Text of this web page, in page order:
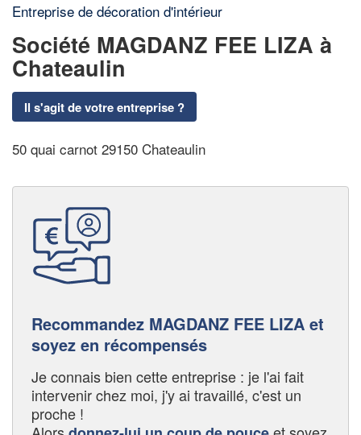
Entreprise de décoration d'intérieur
Société MAGDANZ FEE LIZA à
Chateaulin
Il s'agit de votre entreprise ?
50 quai carnot 29150 Chateaulin
Recommandez MAGDANZ FEE LIZA et
soyez en récompensés
Je connais bien cette entreprise : je l'ai fait
intervenir chez moi, j'y ai travaillé, c'est un
proche !